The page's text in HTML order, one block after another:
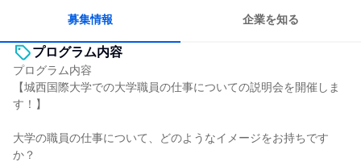
募集情報 企業を知る
プログラム内容
プログラム内容
【城西国際大学での大学職員の仕事についての説明会を開催しま
す！】
大学の職員の仕事について、どのようなイメージをお持ちです
か？